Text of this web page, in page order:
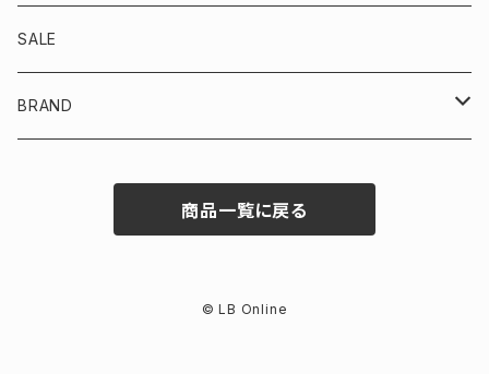
OUTER/JACKET
SWEAT
BOTTOMS
DENIM/CHINO
CAP/HAT
ACCESSORIES
CD
DOWNLOAD
SALE
BRAND
商品一覧に戻る
© LB Online